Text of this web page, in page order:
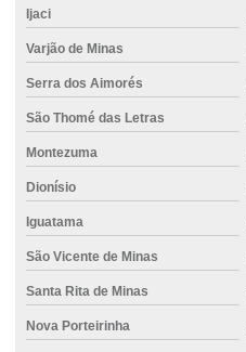
Ijaci
Varjão de Minas
Serra dos Aimorés
São Thomé das Letras
Montezuma
Dionísio
Iguatama
São Vicente de Minas
Santa Rita de Minas
Nova Porteirinha